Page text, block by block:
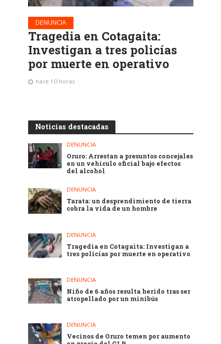
DENUNCIA
Tragedia en Cotagaita:
Investigan a tres policías
por muerte en operativo
hace 10 horas
Noticias destacadas
DENUNCIA
Oruro: Arrestan a presuntos concejales
en un vehículo oficial bajo efectos
del alcohol
DENUNCIA
Tarata: un desprendimiento de tierra
cobra la vida de un hombre
DENUNCIA
Tragedia en Cotagaita: Investigan a
tres policías por muerte en operativo
DENUNCIA
Niño de 6 años resulta herido tras ser
atropellado por un minibús
DENUNCIA
Vecinos de Oruro temen por aumento